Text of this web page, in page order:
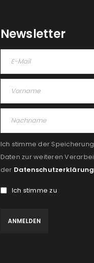
Newsletter
Ich stimme der
Daten zur weiteren
der Datenschutzerklärung
Ich stimme zu